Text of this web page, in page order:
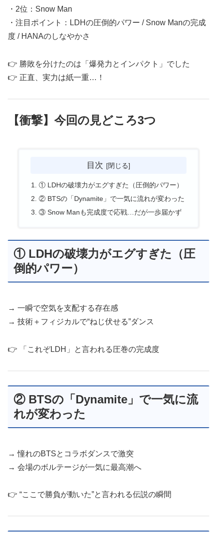
・2位：Snow Man
・注目ポイント：LDHの圧倒的パワー / Snow Manの完成
度 / HANAのしなやかさ
👉 勝敗を分けたのは「爆発力とインパクト」でした
👉 正直、実力は紙一重…！
【衝撃】今回の見どころ3つ
目次
① LDHの破壊力がエグすぎた（圧倒的パワー）
② BTSの「Dynamite」で一気に流れが変わった
③ Snow Manも完成度で応戦…だが一歩届かず
① LDHの破壊力がエグすぎた（圧
倒的パワー）
→ 一瞬で空気を支配する存在感
→ 技術＋フィジカルで“ねじ伏せる”ダンス
👉 「これぞLDH」と言われる圧巻の完成度
② BTSの「Dynamite」で一気に流
れが変わった
→ 憧れのBTSとコラボダンスで激突
→ 会場のボルテージが一気に最高潮へ
👉 “ここで勝負が動いた”と言われる伝説の瞬間